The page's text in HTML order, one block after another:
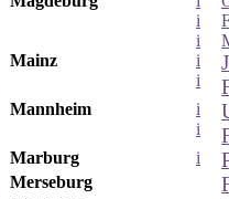
i
i
Mainz
i
i
Mannheim
i
i
Marburg i
Merseburg